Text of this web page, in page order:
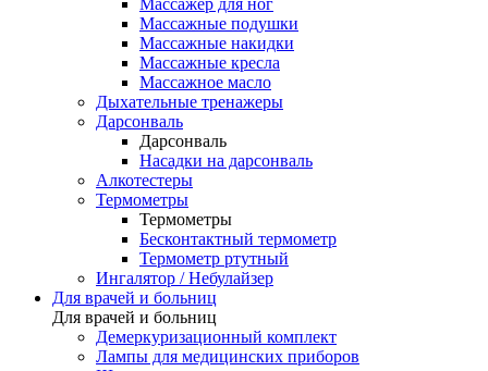
Массажер для ног
Массажные подушки
Массажные накидки
Массажные кресла
Массажное масло
Дыхательные тренажеры
Дарсонваль
Дарсонваль
Насадки на дарсонваль
Алкотестеры
Термометры
Термометры
Бесконтактный термометр
Термометр ртутный
Ингалятор / Небулайзер
Для врачей и больниц
Для врачей и больниц
Демеркуризационный комплект
Лампы для медицинских приборов